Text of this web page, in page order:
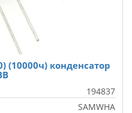
(10000ч) конденсатор
194837
SAMWHA